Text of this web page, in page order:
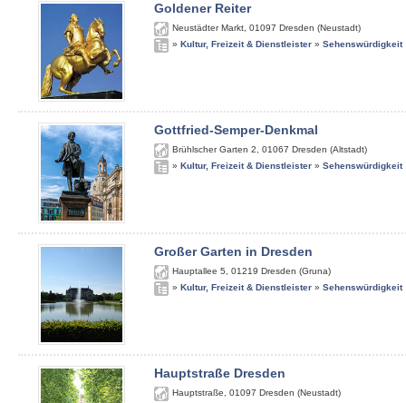
Goldener Reiter
Neustädter Markt 01097 Dresden (Neustadt)
» Kultur, Freizeit & Dienstleister » Sehenswürdigkeit
Gottfried-Semper-Denkmal
Brühlscher Garten 2 01067 Dresden (Altstadt)
» Kultur, Freizeit & Dienstleister » Sehenswürdigkeit
Großer Garten in Dresden
Hauptallee 5 01219 Dresden (Gruna)
» Kultur, Freizeit & Dienstleister » Sehenswürdigkeit
Hauptstraße Dresden
Hauptstraße 01097 Dresden (Neustadt)